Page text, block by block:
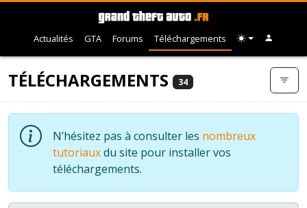
Actualités GTA Forums Téléchargements
TÉLÉCHARGEMENTS 34
N’hésitez pas à consulter les nombreux
tutoriauxdu site pour installer vos
téléchargements.